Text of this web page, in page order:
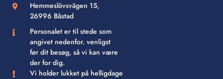
Hemmeslövsvägen 15,
26996 Båstad
Personalet er til stede som
angivet nedenfor. venligst
før dit besøg, så vi kan være
der for dig.
Vi holder lukket på helligdage